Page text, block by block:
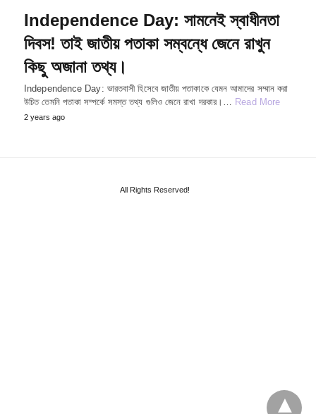
Independence Day: সামনেই স্বাধীনতা
দিবস! তাই জাতীয় পতাকা সম্বন্ধে জেনে রাখুন
কিছু অজানা তথ্য।
Independence Day: ভারতবাসী হিসেবে জাতীয় পতাকাকে যেমন আমাদের সম্মান করা
উচিত তেমনি পতাকা সম্পর্কে সমস্ত তথ্য গুলিও জেনে রাখা দরকার।… Read More
2 years ago
All Rights Reserved!